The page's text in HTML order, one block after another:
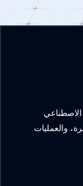
الاصطناعي
والعمليات